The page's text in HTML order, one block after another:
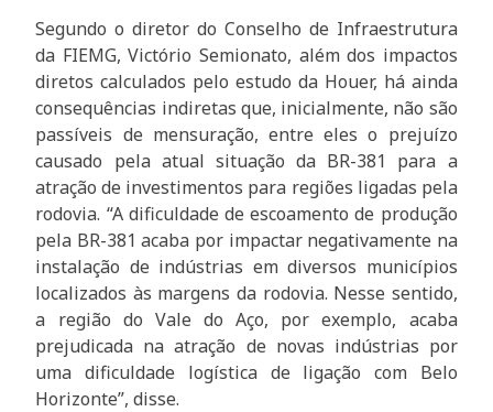
Segundo o diretor do Conselho de Infraestrutura
da FIEMG, Victório Semionato, além dos impactos
diretos calculados pelo estudo da Houer, há ainda
consequências indiretas que, inicialmente, não são
passíveis de mensuração, entre eles o prejuízo
causado pela atual situação da BR-381 para a
atração de investimentos para regiões ligadas pela
rodovia. “A dificuldade de escoamento de produção
pela BR-381 acaba por impactar negativamente na
instalação de indústrias em diversos municípios
localizados às margens da rodovia. Nesse sentido,
a região do Vale do Aço, por exemplo, acaba
prejudicada na atração de novas indústrias por
uma dificuldade logística de ligação com Belo
Horizonte”, disse.